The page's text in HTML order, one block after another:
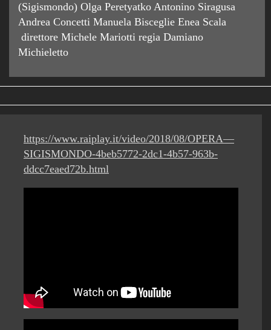
(Sigismondo) Olga Peretyatko Antonino Siragusa
Andrea Concetti Manuela Bisceglie Enea Scala
direttore Michele Mariotti regia Damiano
Michieletto
https://www.raiplay.it/video/2018/08/OPERA—
SIGISMONDO-4beb5772-2dc1-4b57-963b-
ddcc7eaed72b.html